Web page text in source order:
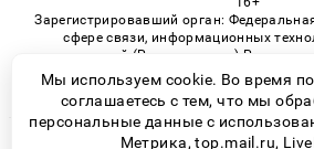
Зарегистрировавший орган:
сфере связи, информационных
коммуникаций (Роскомнадзор)
№ ФС 77 - 82533 от
Мы используем cookie. Во время
соглашаетесь с тем, что мы
персональные данные с
Метрика, top.mail.ru,